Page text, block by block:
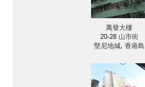
萬發大樓
20-28 山市街
堅尼地城, 香港島